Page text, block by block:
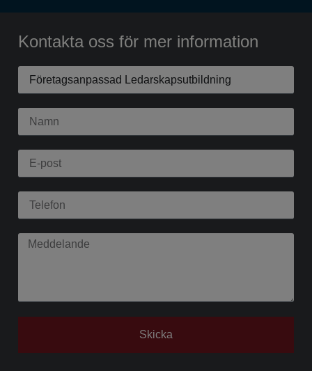
Kontakta oss för mer information
Skicka